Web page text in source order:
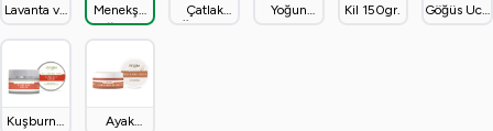
Lavanta ve
Yağlı Cilt
Onarıcı
Bakım
Kremi 50
ml
Menekşe
Yağlı Cilt
Onarıcı
Bakım
Kremi
Çatlak
Yoğun
Kil 150gr.
Göğüs Ucu
Kuşburnu
Ayak